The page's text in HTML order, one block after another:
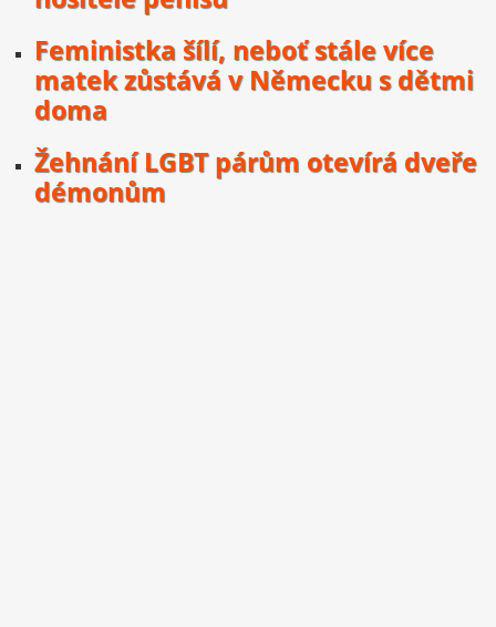
Feministka šílí, neboť stále více
matek zůstává v Německu s dětmi
doma
Žehnání LGBT párům otevírá dveře
démonům